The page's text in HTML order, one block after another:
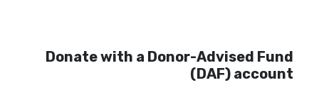
Donate with a Donor-Advised Fund
(DAF) account